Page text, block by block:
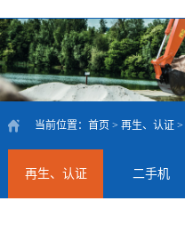
当前位置： 首页 > 再生、认证 >
再生、认证 二手机